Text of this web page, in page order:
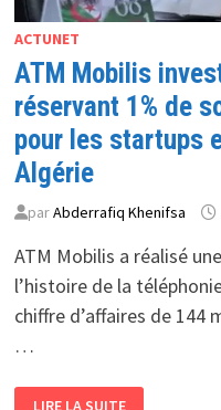
ACTUNET
ATM Mobilis
réservant 1% de
pour les startups
Algérie
parAbderrafiq Khenifsa
ATM Mobilis a réalisé
l’histoire de la
chiffre d’affaires de 144
…